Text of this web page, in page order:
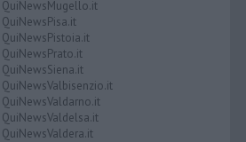
QuiNewsMugello.it
QuiNewsPisa.it
QuiNewsPistoia.it
QuiNewsPrato.it
QuiNewsSiena.it
QuiNewsValbisenzio.it
QuiNewsValdarno.it
QuiNewsValdelsa.it
QuiNewsValdera.it